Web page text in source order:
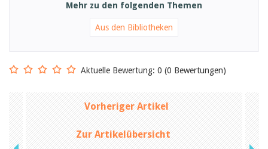
Mehr zu den folgenden Themen
Aus den Bibliotheken
Aktuelle Bewertung: 0 (0 Bewertungen)
Vorheriger Artikel
Zur Artikelübersicht